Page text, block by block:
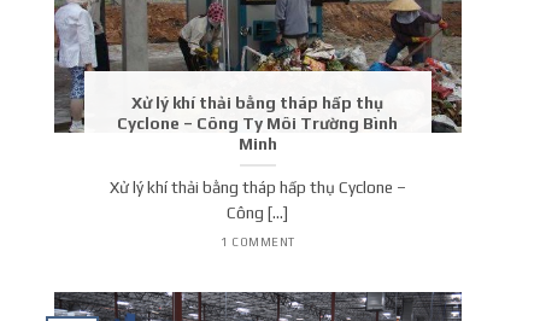
Xử lý khí thải bằng tháp hấp thụ
Cyclone – Công Ty Môi Trường Bình
Minh
Xử lý khí thải bằng tháp hấp thụ Cyclone –
Công [...]
1 COMMENT